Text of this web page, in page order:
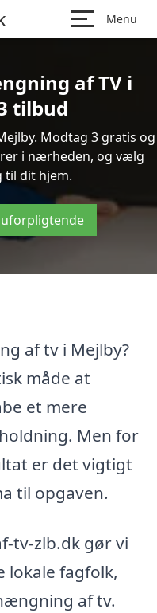
Menu
af TV i
tilbud
Modtag 3 gratis og
i nærheden, og vælg
til dit hjem.
af tv i Mejlby?
måde at
et mere
Men for
er det vigtigt
til opgaven.
tv-zlb.dk gør vi
lokale fagfolk,
af tv.